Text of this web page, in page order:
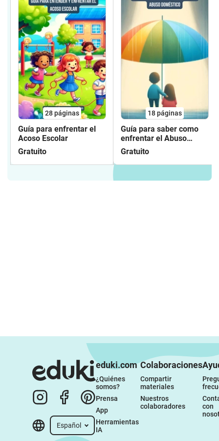
28páginas
Guía para enfrentar el
Acoso Escolar
Gratuito
18páginas
Guía para saber como
enfrentar el Abuso
Doméstico
Gratuito
Español
eduki.com
¿Quiénes
somos?
Prensa
App
Herramientas
IA
Colaboraciones
Compartir
materiales
Nuestros
colaboradores
con